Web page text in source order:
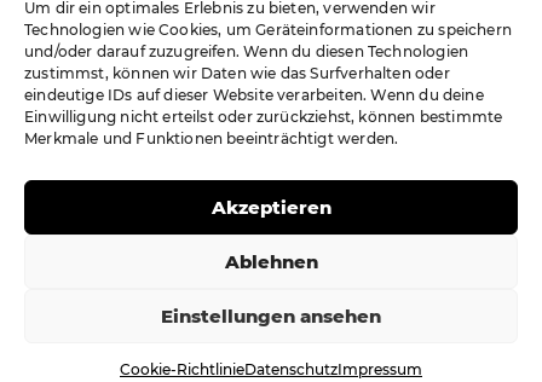
Um dir ein optimales Erlebnis zu bieten, verwenden wir
Technologien wie Cookies, um Geräteinformationen zu speichern
und/oder darauf zuzugreifen. Wenn du diesen Technologien
zustimmst, können wir Daten wie das Surfverhalten oder
eindeutige IDs auf dieser Website verarbeiten. Wenn du deine
Einwilligung nicht erteilst oder zurückziehst, können bestimmte
Merkmale und Funktionen beeinträchtigt werden.
Akzeptieren
Ablehnen
Einstellungen ansehen
Cookie-RichtlinieDatenschutzImpressum
impressum
Datenschutz
©2026 EGS GmbH